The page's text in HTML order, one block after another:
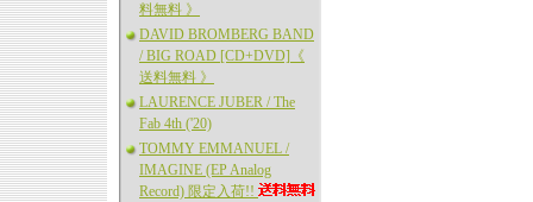
料無料 》
DAVID BROMBERG BAND
/ BIG ROAD [CD+DVD]《
送料無料 》
LAURENCE JUBER / The
Fab 4th ('20)
TOMMY EMMANUEL /
IMAGINE (EP Analog
Record) 限定入荷!!